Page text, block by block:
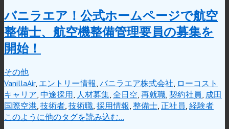
バニラエア！公式ホームページで航空
整備士、航空機整備管理要員の募集を
開始！
その他
VanillaAir, エントリー情報 バニラエア株式会社 ローコスト
キャリア 中途採用 人材募集 全日空 再就職 契約社員 成田
国際空港 技術者 技術職 採用情報 整備士 正社員 経験者
このように他のタグを読み込む…